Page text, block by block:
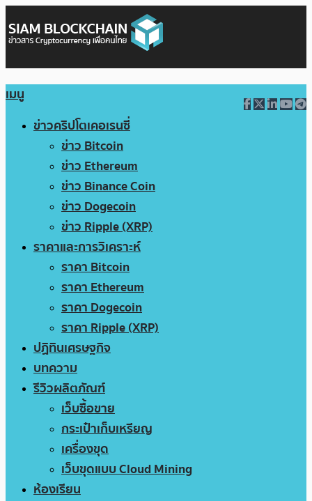
เมนู
ข่าวคริปโตเคอเรนซี่
ข่าว Bitcoin
ข่าว Ethereum
ข่าว Binance Coin
ข่าว Dogecoin
ข่าว Ripple (XRP)
ราคาและการวิเคราะห์
ราคา Bitcoin
ราคา Ethereum
ราคา Dogecoin
ราคา Ripple (XRP)
ปฏิทินเศรษฐกิจ
บทความ
รีวิวผลิตภัณฑ์
เว็บซื้อขาย
กระเป๋าเก็บเหรียญ
เครื่องขุด
เว็บขุดแบบ Cloud Mining
ห้องเรียน